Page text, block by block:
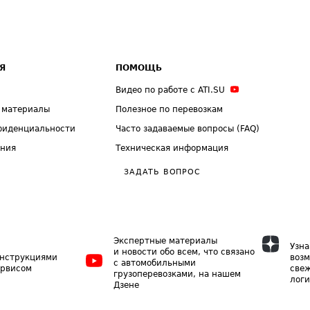
ПОМОЩЬ
Видео по работе с ATI.SU
Полезное по перевозкам
Часто задаваемые вопросы (FAQ)
Техническая информация
ЗАДАТЬ ВОПРОС
Экспертные материалы
и новости обо всем, что связано
с автомобильными
грузоперевозками, на нашем
Дзене